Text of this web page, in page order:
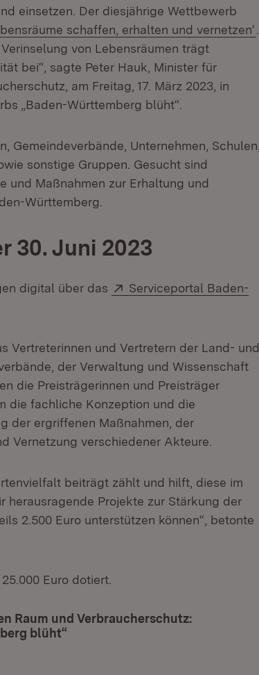
einsetzen. Der diesjährige Wettbewerb
schaffen, erhalten und vernetzen‘
von Lebensräumen trägt
bei“, sagte Peter Hauk, Minister für
am Freitag, 17. März 2023, in
„Baden-Württemberg blüht“.
Gemeindeverbände, Unternehmen, Schulen,
sonstige Gruppen. Gesucht sind
und Maßnahmen zur Erhaltung und
Württemberg.
30. Juni 2023
digital über das Extern:
Serviceportal Baden-
Vertreterinnen und Vertretern der Land- und
der Verwaltung und Wissenschaft
die Preisträgerinnen und Preisträger
die fachliche Konzeption und die
der ergriffenen Maßnahmen, der
Vernetzung verschiedener Akteure.
beiträgt zählt und hilft, diese im
herausragende Projekte zur Stärkung der
2.500 Euro unterstützen können“, betonte
Euro dotiert.
Raum und Verbraucherschutz:
blüht“